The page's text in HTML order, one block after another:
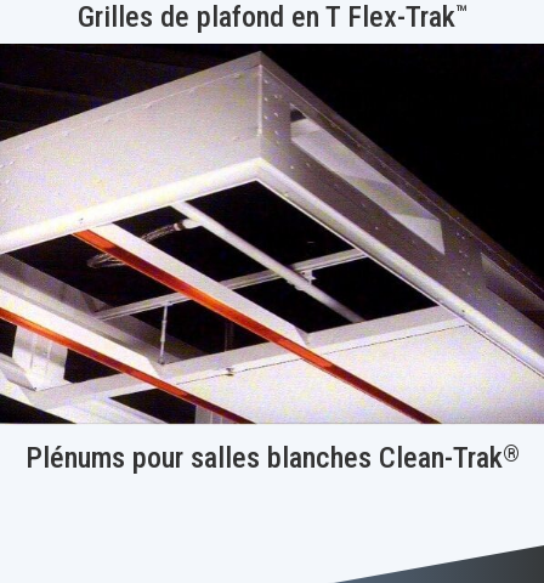
Grilles de plafond en T Flex-Trak™
Plénums pour salles blanches Clean-Trak®